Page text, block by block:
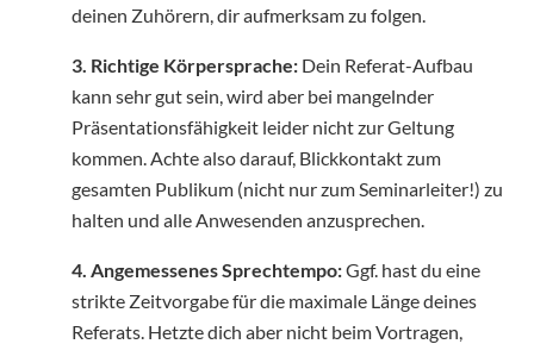
deinen Zuhörern, dir aufmerksam zu folgen.
3. Richtige Körpersprache: Dein Referat-Aufbau
kann sehr gut sein, wird aber bei mangelnder
Präsentationsfähigkeit leider nicht zur Geltung
kommen. Achte also darauf, Blickkontakt zum
gesamten Publikum (nicht nur zum Seminarleiter!) zu
halten und alle Anwesenden anzusprechen.
4. Angemessenes Sprechtempo:Ggf. hast du eine
strikte Zeitvorgabe für die maximale Länge deines
Referats. Hetzte dich aber nicht beim Vortragen,